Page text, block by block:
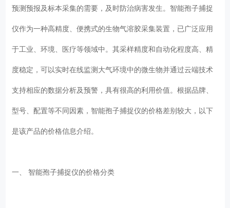
预测预报及标本采集的需要，及时防治病害发生。智能孢子捕捉
仪作为一种高精度、便携式的生物气溶胶采集装置，已广泛应用
于工业、环境、医疗等领域中。其采样精度和自动化程度高、精
度稳定，可以实时在线监测大气环境中的微生物并通过云端技术
支持相应的数据分析及预警，具有很高的利用价值。根据品牌、
型号、配置等不同因素，智能孢子捕捉仪的价格差别较大，以下
是该产品的价格信息介绍。
一、 智能孢子捕捉仪的价格分类